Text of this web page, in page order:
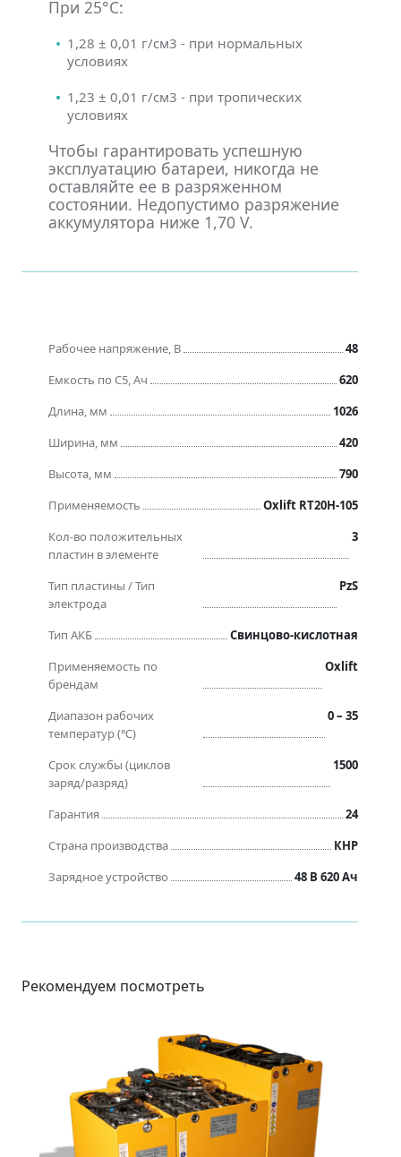
При 25°С:
1,28 ± 0,01 г/см3 - при нормальных
условиях
1,23 ± 0,01 г/см3 - при тропических
условиях
Чтобы гарантировать успешную
эксплуатацию батареи, никогда не
оставляйте ее в разряженном
состоянии. Недопустимо разряжение
аккумулятора ниже 1,70 V.
Рабочее напряжение, В
48
Емкость по C5, Ач
620
Длина, мм
1026
Ширина, мм
420
Высота, мм
790
Применяемость
Oxlift RT20H-105
Кол-во положительных
пластин в элементе
3
Тип пластины / Тип
электрода
PzS
Тип АКБ
Свинцово-кислотная
Применяемость по
брендам
Oxlift
Диапазон рабочих
температур (℃)
0 – 35
Срок службы (циклов
заряд/разряд)
1500
Гарантия
24
Страна производства
КНР
Зарядное устройство
48 B 620 Ач
Рекомендуем посмотреть